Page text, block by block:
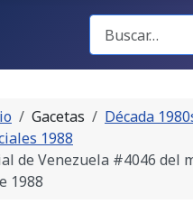
Buscar Gacetas
Gacetas
Década
1988
de Venezuela #4046 del
1988